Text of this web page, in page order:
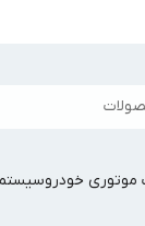
موتوری خودرو